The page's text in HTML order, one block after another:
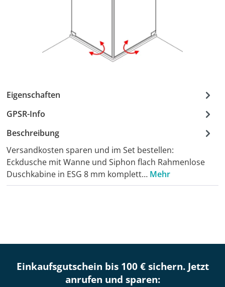
Eigenschaften
GPSR-Info
Beschreibung
Versandkosten sparen und im Set bestellen:
Eckdusche mit Wanne und Siphon flach Rahmenlose
Duschkabine in ESG 8 mm komplett… Mehr
Einkaufsgutschein bis 100 € sichern. Jetzt
anrufen und sparen: